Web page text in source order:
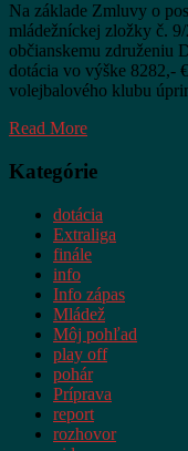
Na základe Zmluvy o
mládežníckej zložky č.
občianskemu
dotácia vo výške 8282,-
volejbalového klubu
Read More
Kategórie
dotácia
Extraliga
finále
info
Info zápas
Mládež
Môj pohľad
play off
pohár
Príprava
report
rozhovor